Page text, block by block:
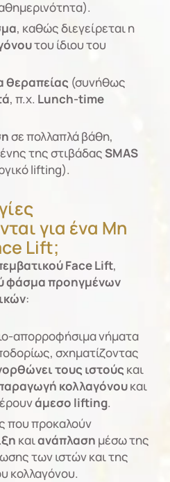
, καθώς διεγείρεται η
του ίδιου του
θεραπείας (συνήθως
, π.χ. Lunch-time
σε πολλαπλά βάθη,
της στιβάδαςSMAS
lifting).
για ένα Μη
Lift;
Face Lift,
φάσμα προηγμένων
:
απορροφήσιμα νήματα
σχηματίζοντας
τους ιστούς και
κολλαγόνουκαι
άμεσο lifting.
που προκαλούν
καιανάπλαση μέσω της
των ιστών και της
κολλαγόνου.